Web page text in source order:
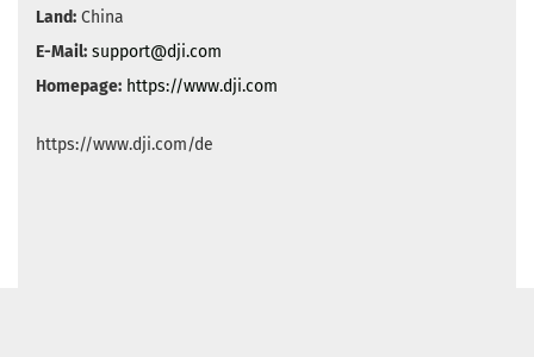
Land: China
E-Mail: support@dji.com
Homepage: https://www.dji.com
https://www.dji.com/de